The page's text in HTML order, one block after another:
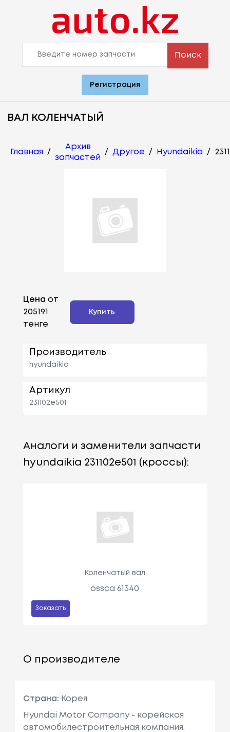
Поиск
Регистрация
ВАЛ КОЛЕНЧАТЫЙ
Главная /
Архив
запчастей
/ Другое / Hyundaikia /
Цена от
205191
тенге
Купить
Производитель
hyundaikia
Артикул
231102e501
Аналоги и заменители запчасти
hyundaikia 231102e501 (кроссы):
Коленчатый вал
ossca 61340
Заказать
О производителе
Страна: Корея
Hyundai Motor Company - корейская
автомобилестроительная компания,